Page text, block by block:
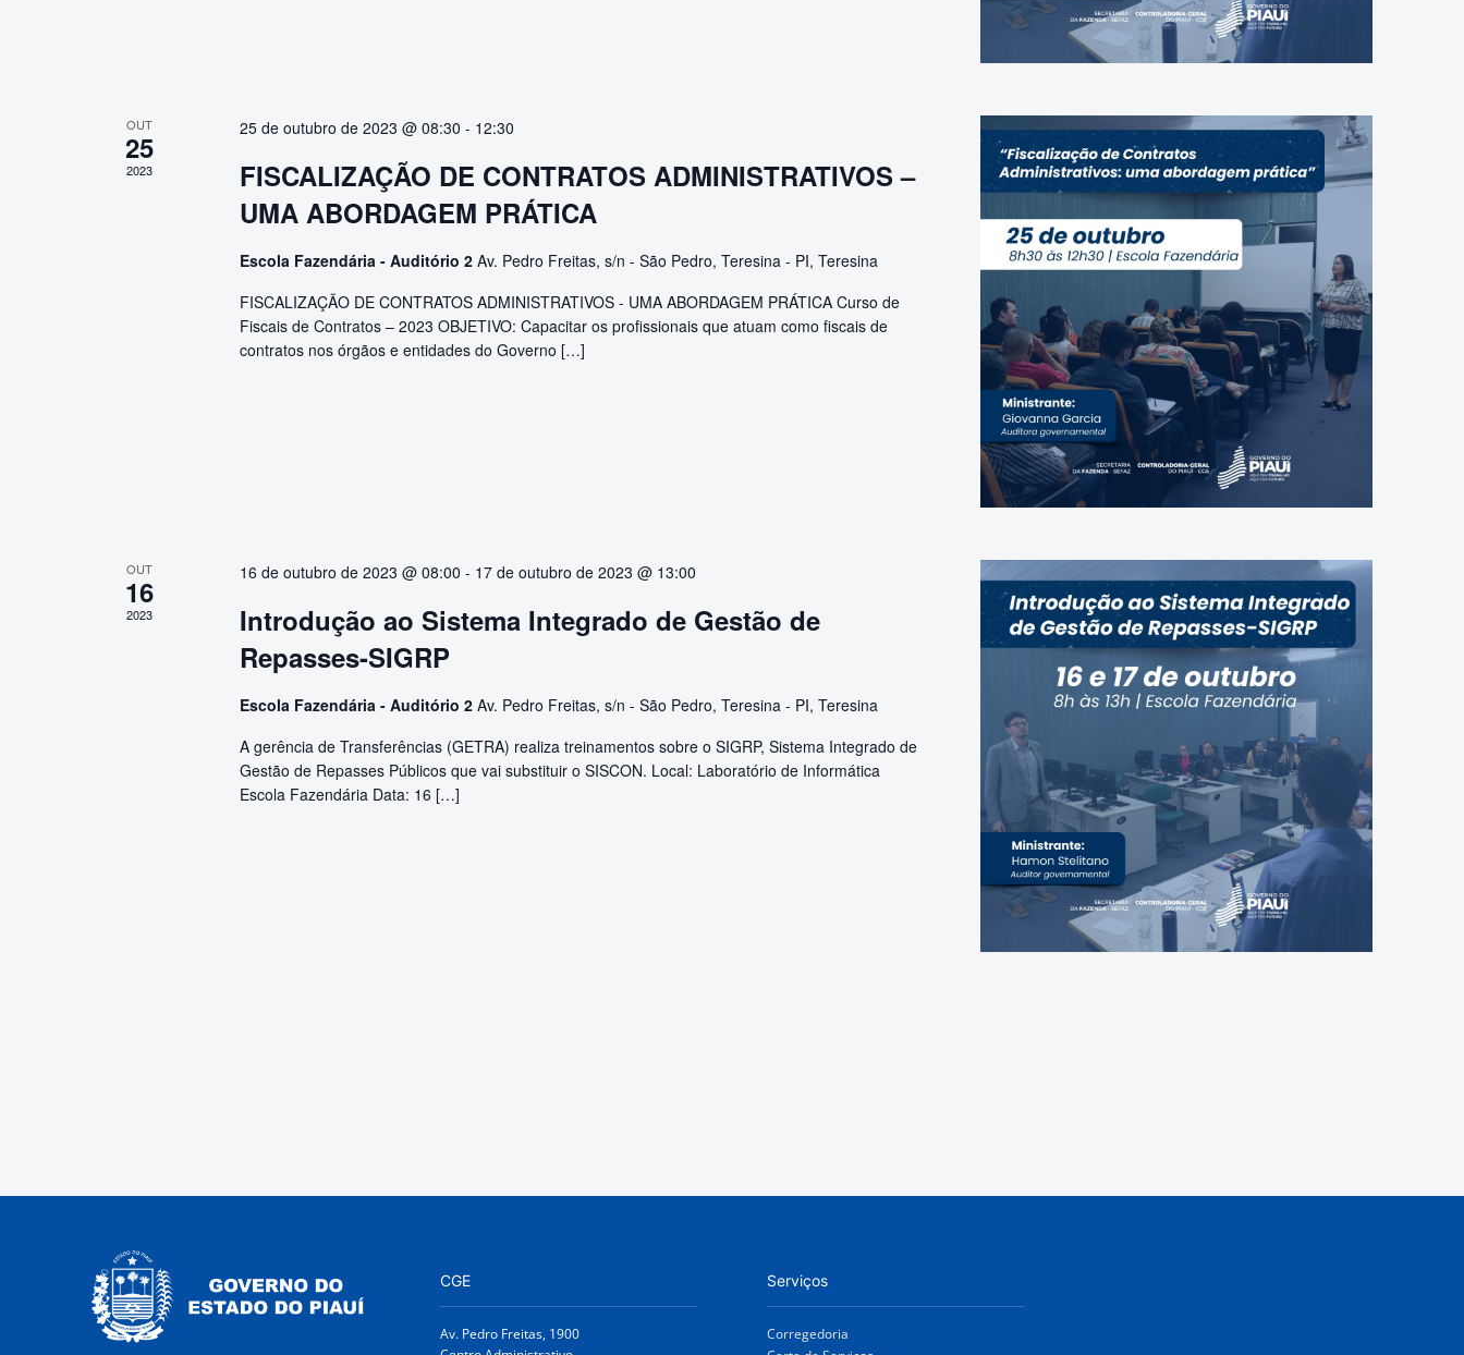
OUT
25
2023
25 de outubro de 2023 @ 08:30 - 12:30
FISCALIZAÇÃO DE CONTRATOS ADMINISTRATIVOS –
UMA ABORDAGEM PRÁTICA
Escola Fazendária - Auditório 2 Av. Pedro Freitas, s/n - São Pedro, Teresina - PI, Teresina
FISCALIZAÇÃO DE CONTRATOS ADMINISTRATIVOS - UMA ABORDAGEM PRÁTICA Curso de
Fiscais de Contratos – 2023 OBJETIVO: Capacitar os profissionais que atuam como fiscais de
contratos nos órgãos e entidades do Governo […]
OUT
16
2023
16 de outubro de 2023 @ 08:00 - 17 de outubro de 2023 @ 13:00
Introdução ao Sistema Integrado de Gestão de
Repasses-SIGRP
Escola Fazendária - Auditório 2 Av. Pedro Freitas, s/n - São Pedro, Teresina - PI, Teresina
A gerência de Transferências (GETRA) realiza treinamentos sobre o SIGRP, Sistema Integrado de
Gestão de Repasses Públicos que vai substituir o SISCON. Local: Laboratório de Informática
Escola Fazendária Data: 16 […]
CGE
Av. Pedro Freitas, 1900
Serviços
Corregedoria